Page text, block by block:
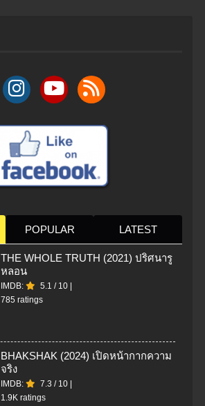
POPULAR LATEST
THE WHOLE TRUTH (2021) ปริศนารู
หลอน
IMDB: 5.1 / 10
785 ratings
BHAKSHAK (2024) เปิดหน้ากากความ
จริง
IMDB: 7.3 / 10
1.9K ratings